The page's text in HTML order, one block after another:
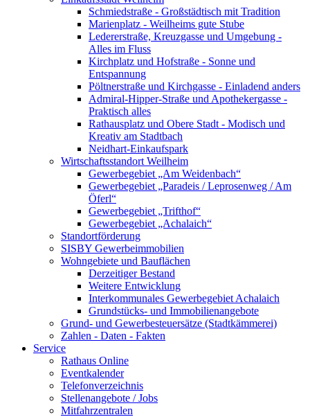
Schmiedstraße - Großstädtisch mit Tradition
Marienplatz - Weilheims gute Stube
Ledererstraße, Kreuzgasse und Umgebung -
Alles im Fluss
Kirchplatz und Hofstraße - Sonne und
Entspannung
Pöltnerstraße und Kirchgasse - Einladend anders
Admiral-Hipper-Straße und Apothekergasse -
Praktisch alles
Rathausplatz und Obere Stadt - Modisch und
Kreativ am Stadtbach
Neidhart-Einkaufspark
Wirtschaftsstandort Weilheim
Gewerbegebiet „Am Weidenbach“
Gewerbegebiet „Paradeis / Leprosenweg / Am
Öferl“
Gewerbegebiet „Trifthof“
Gewerbegebiet „Achalaich“
Standortförderung
SISBY Gewerbeimmobilien
Wohngebiete und Bauflächen
Derzeitiger Bestand
Weitere Entwicklung
Interkommunales Gewerbegebiet Achalaich
Grundstücks- und Immobilienangebote
Grund- und Gewerbesteuersätze (Stadtkämmerei)
Zahlen - Daten - Fakten
Service
Rathaus Online
Eventkalender
Telefonverzeichnis
Stellenangebote / Jobs
Mitfahrzentralen